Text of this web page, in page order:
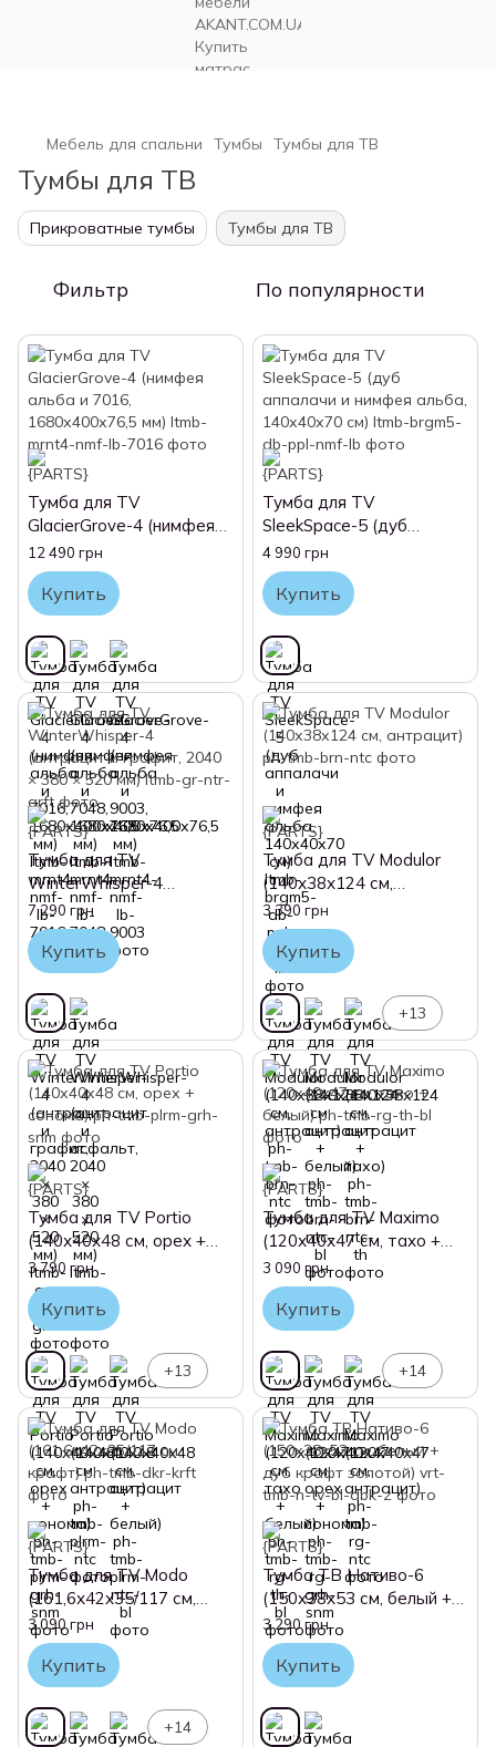
Мебель для спальни Тумбы Тумбы для ТВ
Тумбы для ТВ
Прикроватные тумбы Тумбы для ТВ
Фильтр По популярности
Тумба для TV
GlacierGrove-4 (нимфея
альба и 7016,
1680х400х76,5 мм)
12 490 грн
Купить
Тумба для TV
SleekSpace-5 (дуб
аппалачи и нимфея
альба, 140х40х70 см)
4 990 грн
Купить
Тумба для TV
WinterWhisper-4
(антрацит и графит,
2040 × 380 × 520 мм)
7 290 грн
Купить
Тумба для TV Modulor
(140х38х124 см,
антрацит)
3 390 грн
Купить
+13
Тумба для TV Portio
(140х40х48 см, орех +
сонома)
3 790 грн
Купить
+13
Тумба для TV Maximo
(120х40х47 см, тахо +
белый)
3 090 грн
Купить
+14
Тумба для TV Modo
(161,6х42х35/117 см,
крафт)
3 090 грн
Купить
+14
Тумба ТВ Нативо-6
(150х38х53 см, белый +
дуб крафт золотой)
3 290 грн
Купить